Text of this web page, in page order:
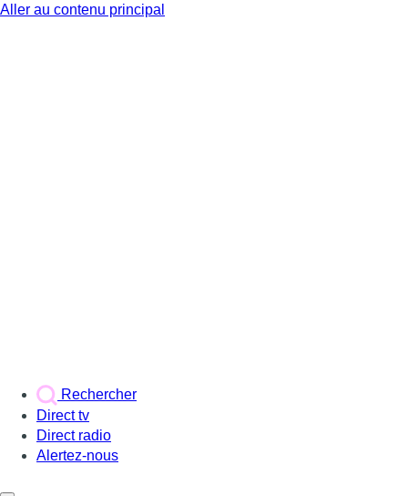
Aller au contenu principal
Rechercher
Direct tv
Direct radio
Alertez-nous